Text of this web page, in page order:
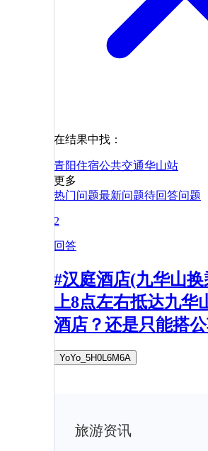
在结果中找：
青阳住宿公共交通华山站
更多
热门问题最新问题待回答问题
2
回答
#汉庭酒店(九华山
上8点左右抵达九华
酒店？还是只能搭公
YoYo_5H0L6M6A
旅游资讯